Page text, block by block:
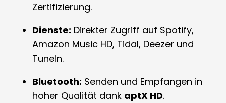
Zertifizierung.
Dienste: Direkter Zugriff auf Spotify,
Amazon Music HD, Tidal, Deezer und
TuneIn.
Bluetooth: Senden und Empfangen in
hoher Qualität dank aptX HD.